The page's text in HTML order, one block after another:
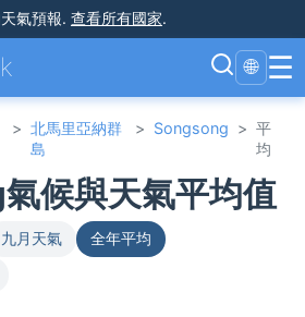
氣預報. 查看所有國家.
🌐 ☰
> 北馬里亞納群
島
> Songsong > 平
均
候與天氣平均值
九月天氣
全年平均